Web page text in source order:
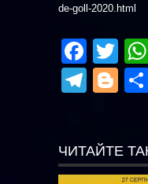
de-goll-2020.html
ЧИТАЙТЕ